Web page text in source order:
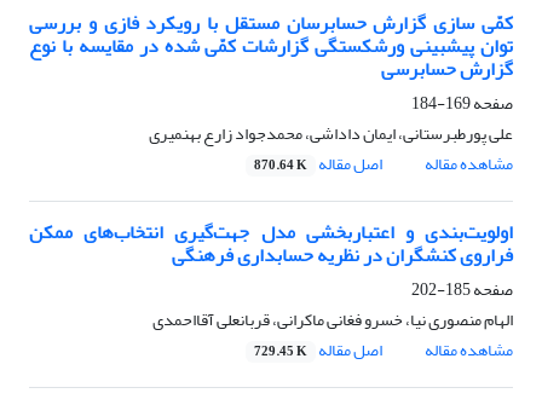
کمّی‏ سازی گزارش حسابرسان مستقل با رویکرد فازی و بررسی
توان پیش‏بینی ورشکستگی گزارشات کمّی‏ شده در مقایسه با نوع
گزارش حسابرسی
صفحه169-184
علی پورطبرستانی، ایمان داداشی، محمدجواد زارع بهنمیری
مشاهده مقاله
اصل مقاله 870.64 K
اولویت‌بندی و اعتباربخشی مدل جهت‌گیری انتخاب‌های ممکن
فراروی کنشگران در نظریه حسابداری فرهنگی
صفحه185-202
الهام منصوری نیا، خسرو فغانی ماکرانی، قربانعلی آقااحمدی
مشاهده مقاله
اصل مقاله 729.45 K